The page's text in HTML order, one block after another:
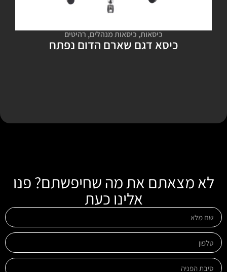
כיסאות, כיסאות מנהלים, רהיטים
כיסא דגם שארם הדום נפתח
לא מצאתם את מה שחיפשתם? פנו
אלינו כעת